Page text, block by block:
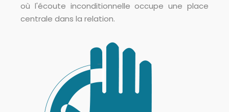
où l'écoute inconditionnelle occupe une place
centrale dans la relation.